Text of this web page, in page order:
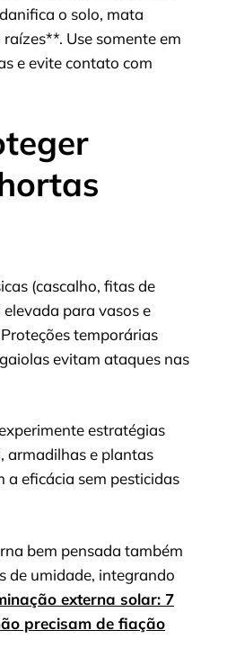
o solo, mata
Use somente em
e evite contato com
(cascalho, fitas de
para vasos e
temporárias
evitam ataques nas
estratégias
armadilhas e plantas
a eficácia sem pesticidas
bem pensada também
de umidade, integrando
externa solar: 7
precisam de fiação